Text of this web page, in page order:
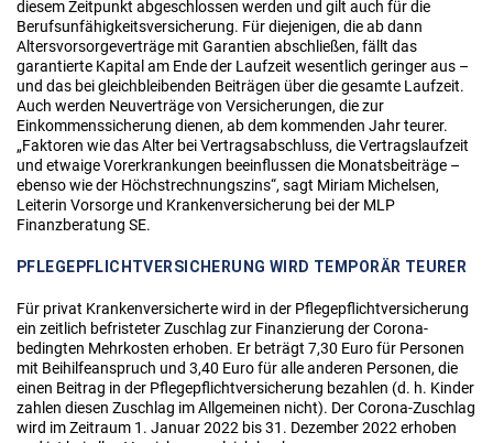
diesem Zeitpunkt abgeschlossen werden und gilt auch für die
Berufsunfähigkeitsversicherung. Für diejenigen, die ab dann
Altersvorsorgeverträge mit Garantien abschließen, fällt das
garantierte Kapital am Ende der Laufzeit wesentlich geringer aus –
und das bei gleichbleibenden Beiträgen über die gesamte Laufzeit.
Auch werden Neuverträge von Versicherungen, die zur
Einkommenssicherung dienen, ab dem kommenden Jahr teurer.
„Faktoren wie das Alter bei Vertragsabschluss, die Vertragslaufzeit
und etwaige Vorerkrankungen beeinflussen die Monatsbeiträge –
ebenso wie der Höchstrechnungszins“, sagt Miriam Michelsen,
Leiterin Vorsorge und Krankenversicherung bei der MLP
Finanzberatung SE.
PFLEGEPFLICHTVERSICHERUNG WIRD TEMPORÄR TEURER
Für privat Krankenversicherte wird in der Pflegepflichtversicherung
ein zeitlich befristeter Zuschlag zur Finanzierung der Corona-
bedingten Mehrkosten erhoben. Er beträgt 7,30 Euro für Personen
mit Beihilfeanspruch und 3,40 Euro für alle anderen Personen, die
einen Beitrag in der Pflegepflichtversicherung bezahlen (d. h. Kinder
zahlen diesen Zuschlag im Allgemeinen nicht). Der Corona-Zuschlag
wird im Zeitraum 1. Januar 2022 bis 31. Dezember 2022 erhoben